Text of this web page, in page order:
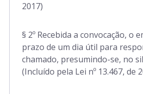
2017)
§ 2º Recebida a convocação, o
prazo de um dia útil para
chamado, presumindo-se, no
(Incluído pela Lei nº 13.467, de